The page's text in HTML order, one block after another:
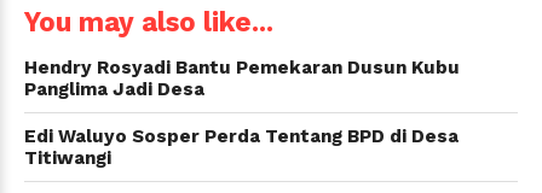
You may also like...
Hendry Rosyadi Bantu Pemekaran Dusun Kubu
Panglima Jadi Desa
Edi Waluyo Sosper Perda Tentang BPD di Desa
Titiwangi